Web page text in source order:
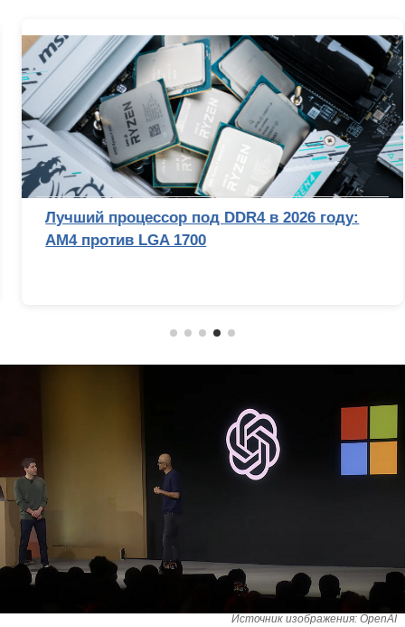
Лучший процессор под DDR4 в 2026 году:
AM4 против LGA 1700
Источник изображения: OpenAI